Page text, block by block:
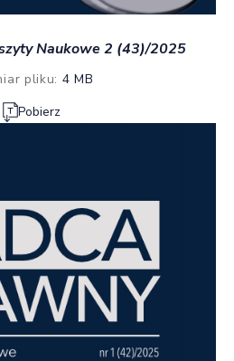
Naukowe 2 (43)/2025
pliku: 4 MB
Pobierz